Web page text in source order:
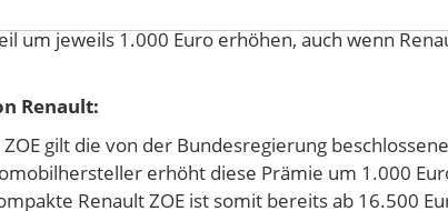
Elektroauto ZOE nichts. Ein positiver Schritt,
um jeweils 1.000 Euro erhöhen, auch wenn
Renault:
gilt die von der Bundesregierung
erhöht diese Prämie um 1.000
Renault ZOE ist somit bereits ab 16.500